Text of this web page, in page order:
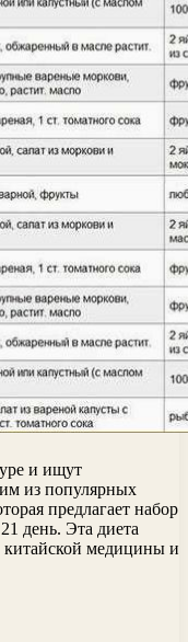
и ищут
из популярных
предлагает набор
день. Эта диета
медицины и